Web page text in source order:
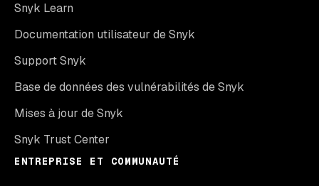
Snyk Learn
Documentation utilisateur de Snyk
Support Snyk
Base de données des vulnérabilités de Snyk
Mises à jour de Snyk
Snyk Trust Center
ENTREPRISE ET COMMUNAUTÉ